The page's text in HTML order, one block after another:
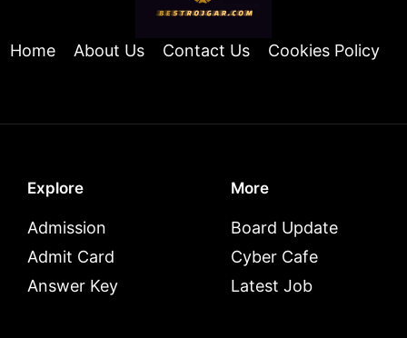
Home About Us Contact Us Cookies Policy
Explore
Admission
Admit Card
Answer Key
More
Board Update
Cyber Cafe
Latest Job